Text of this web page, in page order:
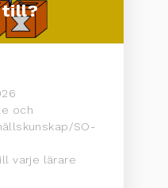
till?
och
SO-
varje lärare